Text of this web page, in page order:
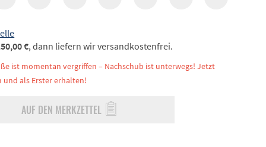
ist momentan vergriffen – Nachschub ist unterwegs! Jetzt
als Erster erhalten!
AUF DEN MERKZETTEL
€, dann liefern wir versandkostenfrei.